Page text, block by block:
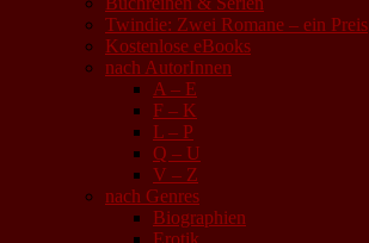
Twindie: Zwei Romane – ein Preis
Kostenlose eBooks
nach AutorInnen
A – E
F – K
L – P
Q – U
V – Z
nach Genres
Biographien